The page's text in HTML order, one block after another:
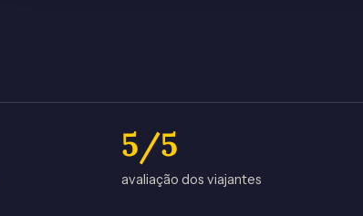
5/5
avaliação dos viajantes